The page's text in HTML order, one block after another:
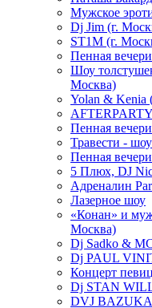
Мужское
Dj Jim (г.
ST1M (г.
Пенная
Шоу
Москва)
Yolan & Kenia
Пенная
Травести -
Пенная
5 Плюх, DJ
Адреналин
Лазерное шоу
«Конан» и
Москва)
Dj Sadko & МС
Dj PAUL
Концерт
Dj STAN
DVJ BAZUKA